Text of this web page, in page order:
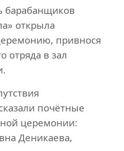
барабанщиков
открыла
привнося
отряда в зал
почётные
церемонии:
Деникаева,